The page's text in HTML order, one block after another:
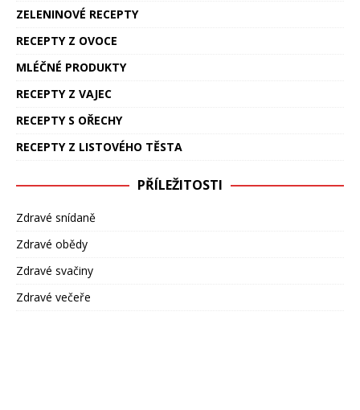
ZELENINOVÉ RECEPTY
RECEPTY Z OVOCE
MLÉČNÉ PRODUKTY
RECEPTY Z VAJEC
RECEPTY S OŘECHY
RECEPTY Z LISTOVÉHO TĚSTA
PŘÍLEŽITOSTI
Zdravé snídaně
Zdravé obědy
Zdravé svačiny
Zdravé večeře